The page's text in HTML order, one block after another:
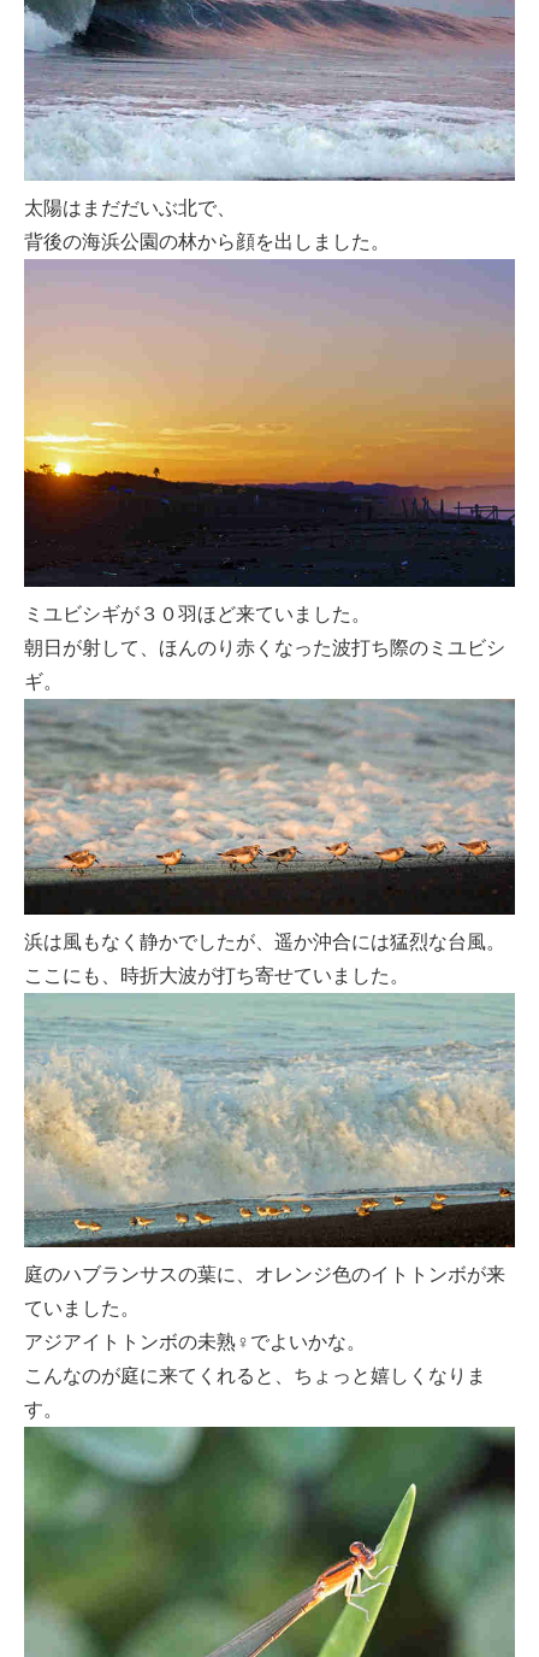
太陽はまだだいぶ北で、
背後の海浜公園の林から顔を出しました。
ミユビシギが３０羽ほど来ていました。
朝日が射して、ほんのり赤くなった波打ち際のミユビシ
ギ。
浜は風もなく静かでしたが、遥か沖合には猛烈な台風。
ここにも、時折大波が打ち寄せていました。
庭のハブランサスの葉に、オレンジ色のイトトンボが来
ていました。
アジアイトトンボの未熟♀でよいかな。
こんなのが庭に来てくれると、ちょっと嬉しくなりま
す。